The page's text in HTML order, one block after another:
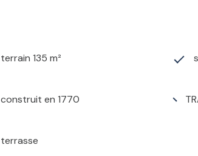
terrain 135 m²
construit en 1770
terrasse